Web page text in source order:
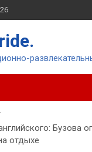
Бузова
отдыхе